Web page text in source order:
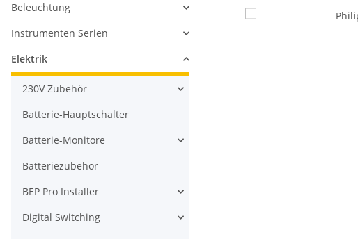
Beleuchtung
Instrumenten Serien
Elektrik
230V Zubehör
Batterie-Hauptschalter
Batterie-Monitore
Batteriezubehör
BEP Pro Installer
Digital Switching